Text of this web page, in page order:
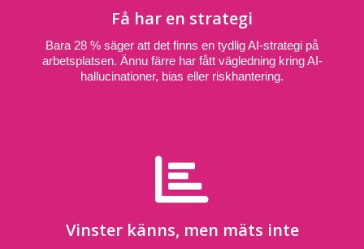
Få har en strategi
Bara 28 % säger att det finns en tydlig AI-strategi på
arbetsplatsen. Ännu färre har fått vägledning kring AI-
hallucinationer, bias eller riskhantering.
Vinster känns, men mäts inte